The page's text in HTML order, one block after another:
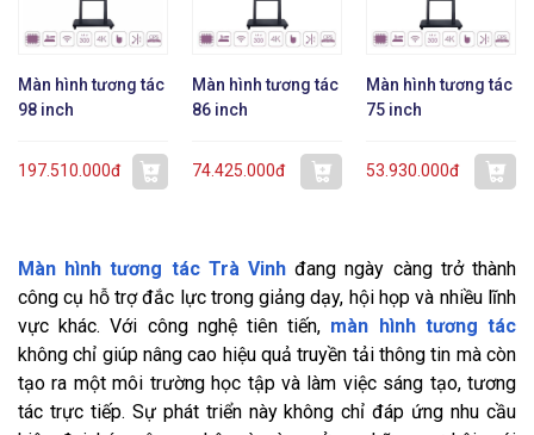
Màn hình tương tác
98 inch
197.510.000đ
Màn hình tương tác
86 inch
74.425.000đ
Màn hình tương tác
75 inch
53.930.000đ
Màn hình tương tác Trà Vinh đang ngày càng trở thành
công cụ hỗ trợ đắc lực trong giảng dạy, hội họp và nhiều lĩnh
vực khác. Với công nghệ tiên tiến, màn hình tương tác
không chỉ giúp nâng cao hiệu quả truyền tải thông tin mà còn
tạo ra một môi trường học tập và làm việc sáng tạo, tương
tác trực tiếp. Sự phát triển này không chỉ đáp ứng nhu cầu